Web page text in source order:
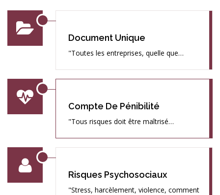
Document Unique
"Toutes les entreprises, quelle que…
Compte De Pénibilité
"Tous risques doit être maîtrisé…
Risques Psychosociaux
"Stress, harcèlement, violence, comment